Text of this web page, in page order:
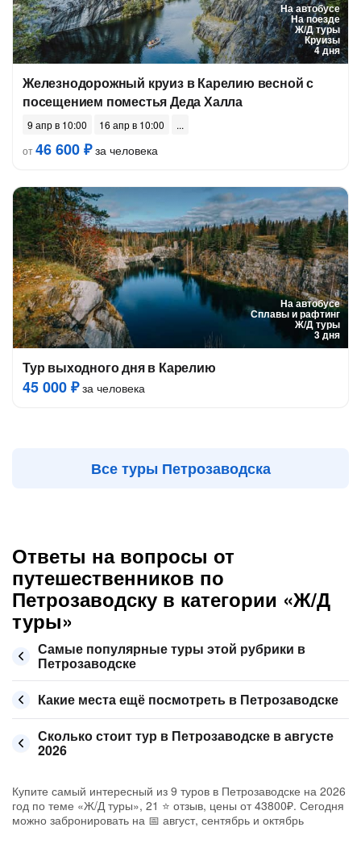
На автобусе
На поезде
Ж/Д туры
Круизы
4 дня
Железнодорожный круиз в Карелию весной с
посещением поместья Деда Халла
9 апр в 10:00
16 апр в 10:00
от46 600 ₽за человека
На автобусе
Сплавы и рафтинг
Ж/Д туры
3 дня
Тур выходного дня в Карелию
45 000 ₽за человека
Все туры Петрозаводска
Ответы на вопросы от
путешественников по
Петрозаводску в категории «Ж/Д
туры»
Самые популярные туры этой рубрики в
Петрозаводске
Какие места ещё посмотреть в Петрозаводске
Сколько стоит тур в Петрозаводске в августе
2026
Купите самый интересный из 9 туров в Петрозаводске на 2026
год по теме «Ж/Д туры», 21 ⭐ отзыв, цены от 43800₽. Сегодня
можно забронировать на 📅 август, сентябрь и октябрь